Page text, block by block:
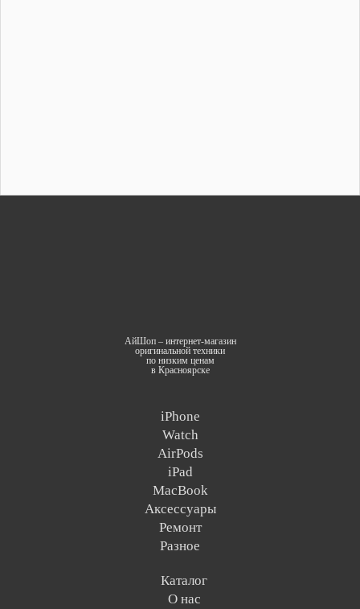
АйШоп – интернет-магазин
оригинальной техники
по низким ценам
в Красноярске
iPhone
Watch
AirPods
iPad
MacBook
Аксессуары
Ремонт
Разное
Каталог
О нас